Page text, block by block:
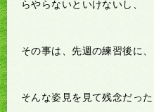
らやらないといけないし、
その事は、先週の練習後に、
そんな姿見を見て残念だった